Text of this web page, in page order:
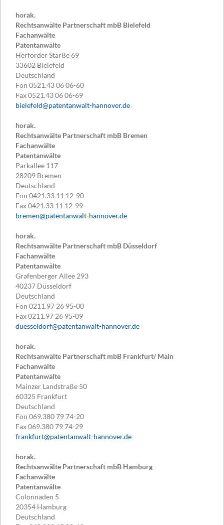
horak.
Rechtsanwälte Partnerschaft mbB Bielefeld
Fachanwälte
Patentanwälte
Herforder Starße 69
33602 Bielefeld
Deutschland
Fon 0521.43 06 06-60
Fax0521.43 06 06-69
bielefeld@patentanwalt-hannover.de
horak.
Rechtsanwälte Partnerschaft mbB Bremen
Fachanwälte
Patentanwälte
Parkallee 117
28209 Bremen
Deutschland
Fon 0421.33 11 12-90
Fax0421.33 11 12-99
bremen@patentanwalt-hannover.de
horak.
Rechtsanwälte Partnerschaft mbB Düsseldorf
Fachanwälte
Patentanwälte
Grafenberger Allee 293
40237 Düsseldorf
Deutschland
Fon 0211.97 26 95-00
Fax0211.97 26 95-09
duesseldorf@patentanwalt-hannover.de
horak.
Rechtsanwälte Partnerschaft mbB Frankfurt/ Main
Fachanwälte
Patentanwälte
Mainzer Landstraße 50
60325 Frankfurt
Deutschland
Fon 069.380 79 74-20
Fax069.380 79 74-29
frankfurt@patentanwalt-hannover.de
horak.
Rechtsanwälte Partnerschaft mbB Hamburg
Fachanwälte
Patentanwälte
Colonnaden 5
20354 Hamburg
Deutschland